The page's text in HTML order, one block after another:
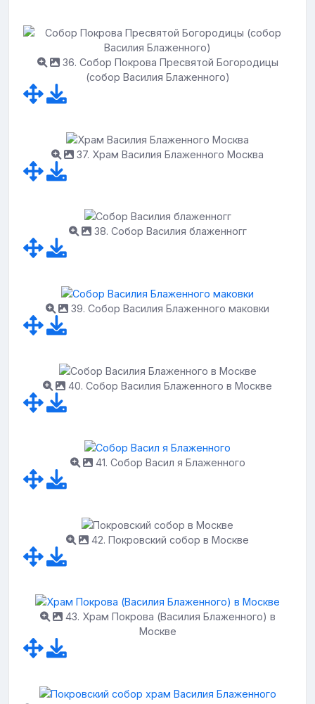
36. Собор Покрова Пресвятой Богородицы
(собор Василия Блаженного)
37. Храм Василия Блаженного Москва
38. Собор Василия блаженногг
39. Собор Василия Блаженного маковки
40. Собор Василия Блаженного в Москве
41. Собор Васил я Блаженного
42. Покровский собор в Москве
43. Храм Покрова (Василия Блаженного) в
Москве